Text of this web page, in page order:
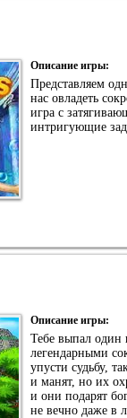
Описание игры:
Представляем
нас овладеть
игра с
интригующие
Описание игры:
Тебе выпал один
легендарными
упусти судьбу,
и манят, но их
и они подарят
не вечно даже в